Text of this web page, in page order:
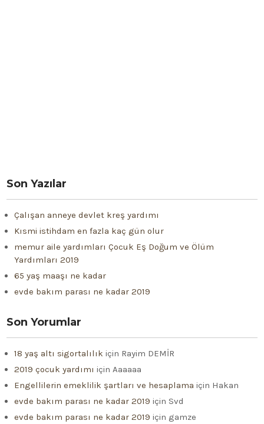
Son Yazılar
Çalışan anneye devlet kreş yardımı
Kısmi istihdam en fazla kaç gün olur
memur aile yardımları Çocuk Eş Doğum ve Ölüm
Yardımları 2019
65 yaş maaşı ne kadar
evde bakım parası ne kadar 2019
Son Yorumlar
18 yaş altı sigortalılık için Rayim DEMİR
2019 çocuk yardımı içinAaaaaa
Engellilerin emeklilik şartları ve hesaplama için Hakan
evde bakım parası ne kadar 2019 için Svd
evde bakım parası ne kadar 2019 için gamze